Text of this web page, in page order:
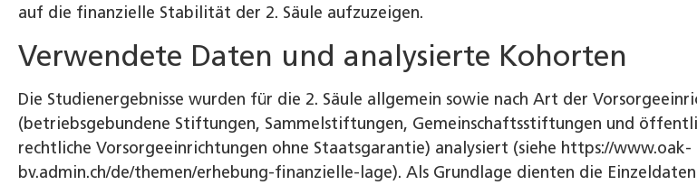
auf die finanzielle Stabilität der 2. Säule aufzuzeigen.
Verwendete Daten und analysierte Kohorten
Die Studienergebnisse wurden für die 2. Säule allgemein sowie nach Art der
(betriebsgebundene Stiftungen, Sammelstiftungen, Gemeinschaftsstiftungen und
rechtliche Vorsorgeeinrichtungen ohne Staatsgarantie) analysiert (siehe https://www.oak-
bv.admin.ch/de/themen/erhebung-finanzielle-lage). Als Grundlage dienten die